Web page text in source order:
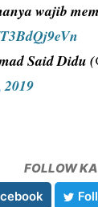
wajib
Said Didu
2019
FOLLOW